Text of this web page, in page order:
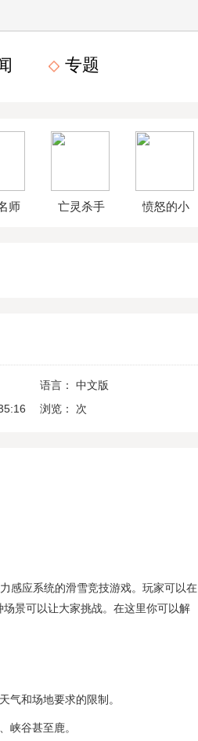
专题
师 亡灵杀手 愤怒的小
语言：
中文版
浏览： 次
感应系统的滑雪竞技游戏。玩家可以在
景可以让大家挑战。在这里你可以解
气和场地要求的限制。
峡谷甚至鹿。